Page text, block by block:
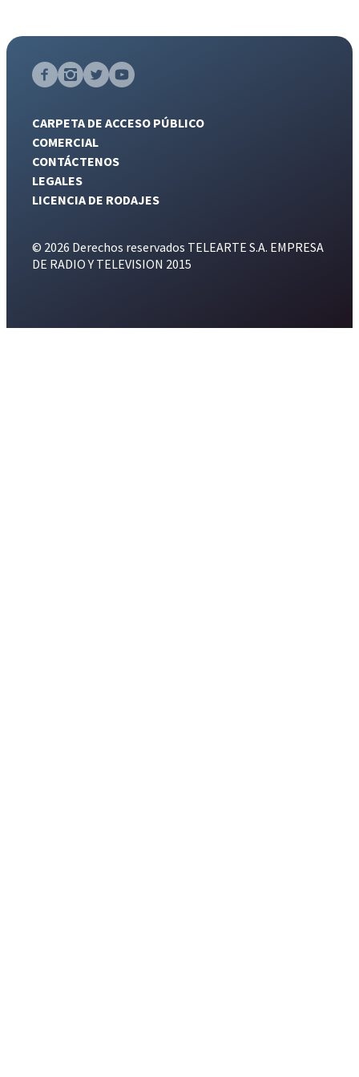
CARPETA DE ACCESO PÚBLICO
COMERCIAL
CONTÁCTENOS
LEGALES
LICENCIA DE RODAJES
© 2026 Derechos reservados TELEARTE S.A. EMPRESA
DE RADIO Y TELEVISION 2015